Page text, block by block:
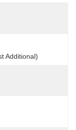
Additional)